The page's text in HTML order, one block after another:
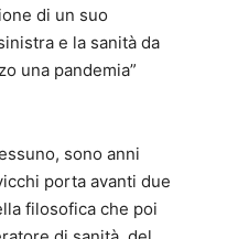
di un suo
e la sanità da
una pandemia”
sono anni
porta avanti due
filosofica che poi